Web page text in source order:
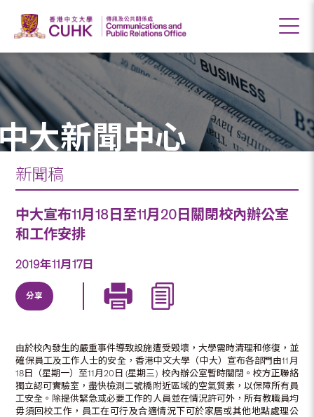
大新聞中心
新聞稿
中大宣布11月18日至11月20日關閉校內辦公室
和工作安排
2019年11月17日
分享
由於校內發生的嚴重事件導致設施遭受毁壞，大學需時清理和修復，並
確保員工及工作人士的安全，香港中文大學（中大）宣布各部門由11月
18日（星期一）至11月20日 (星期三) 校內辦公室暫時關閉。校方正聯絡
獨立認可實驗室，盡快檢測二號橋附近區域的空氣質素，以保障所有員
工安全。除提供緊急或必要工作的人員並在情況許可外，所有教職員均
毋須回校工作，員工在可行及合適情況下可於家居或其他地點處理公